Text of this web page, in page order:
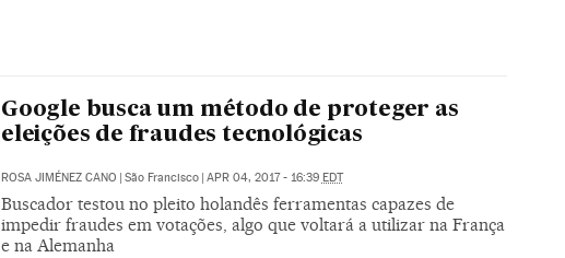
Google busca um método de proteger as
eleições de fraudes tecnológicas
ROSA JIMÉNEZ CANO | São Francisco | APR 04, 2017 - 16:39 EDT
Buscador testou no pleito holandês ferramentas capazes de
impedir fraudes em votações, algo que voltará a utilizar na França
e na Alemanha